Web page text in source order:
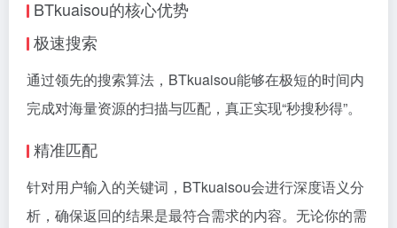
BTkuaisou的核心优势
极速搜索
通过领先的搜索算法，BTkuaisou能够在极短的时间内
完成对海量资源的扫描与匹配，真正实现“秒搜秒得”。
精准匹配
针对用户输入的关键词，BTkuaisou会进行深度语义分
析，确保返回的结果是最符合需求的内容。无论你的需